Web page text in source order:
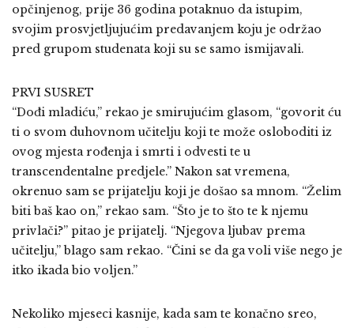
opčinjenog, prije 36 godina potaknuo da istupim,
svojim prosvjetljujućim predavanjem koju je održao
pred grupom studenata koji su se samo ismijavali.
PRVI SUSRET
“Dođi mladiću,” rekao je smirujućim glasom, “govorit ću
ti o svom duhovnom učitelju koji te može osloboditi iz
ovog mjesta rođenja i smrti i odvesti te u
transcendentalne predjele.” Nakon sat vremena,
okrenuo sam se prijatelju koji je došao sa mnom. “Želim
biti baš kao on,” rekao sam. “Što je to što te k njemu
privlači?” pitao je prijatelj. “Njegova ljubav prema
učitelju,” blago sam rekao. “Čini se da ga voli više nego je
itko ikada bio voljen.”
Nekoliko mjeseci kasnije, kada sam te konačno sreo,